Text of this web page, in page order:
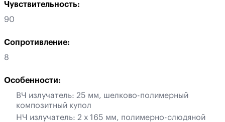
Чувствительность:
90
Сопротивление:
8
Особенности:
ВЧ излучатель: 25 мм, шелково-полимерный
композитный купол
НЧ излучатель: 2 х 165 мм, полимерно-слюдяной